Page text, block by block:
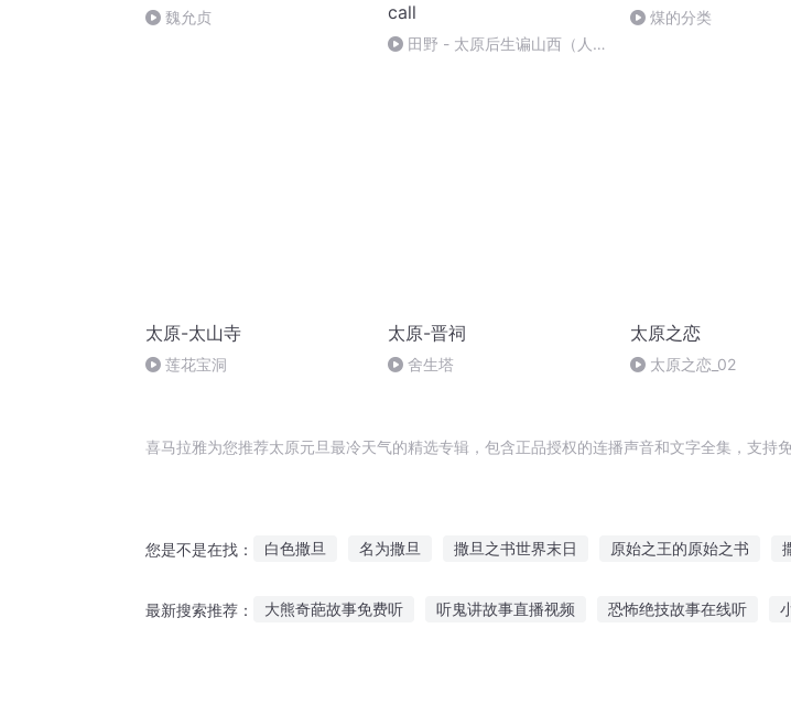
魏允贞
call
田野 - 太原后生谝山西（人说
煤的分类
太原-太山寺
莲花宝洞
太原-晋祠
舍生塔
太原之恋
太原之恋_02
喜马拉雅为您推荐太原元旦最冷天气的精选专辑，包含正品授权的连播声音和文字全集，支持
您是不是在找： 白色撒旦 名为撒旦 撒旦之书世界末日 原始之王的原始之书
最新搜索推荐： 大熊奇葩故事免费听 听鬼讲故事直播视频 恐怖绝技故事在线听